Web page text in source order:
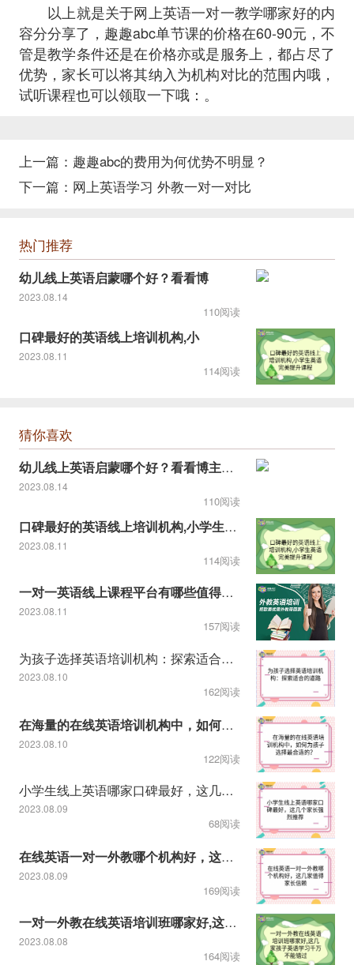
以上就是关于网上英语一对一教学哪家好的内
容分分享了，趣趣abc单节课的价格在60-90元，不
管是教学条件还是在价格亦或是服务上，都占尽了
优势，家长可以将其纳入为机构对比的范围内哦，
试听课程也可以领取一下哦：。
上一篇： 趣趣abc的费用为何优势不明显？
下一篇： 网上英语学习 外教一对一对比
热门推荐
幼儿线上英语启蒙哪个好？看看博
2023.08.14
110阅读
口碑最好的英语线上培训机构,小
2023.08.11
114阅读
猜你喜欢
幼儿线上英语启蒙哪个好？看看博主推荐的！
2023.08.14
110阅读
口碑最好的英语线上培训机构,小学生英语完美提升课程
2023.08.11
114阅读
一对一英语线上课程平台有哪些值得推荐
2023.08.11
157阅读
为孩子选择英语培训机构：探索适合的道路
2023.08.10
162阅读
在海量的在线英语培训机构中，如何为孩子选择最合适的？
2023.08.10
122阅读
小学生线上英语哪家口碑最好，这几个家长强烈推荐
2023.08.09
68阅读
在线英语一对一外教哪个机构好，这几家值得家长信赖
2023.08.09
169阅读
一对一外教在线英语培训班哪家好,这几家孩子英语学习千万不能错
2023.08.08
164阅读